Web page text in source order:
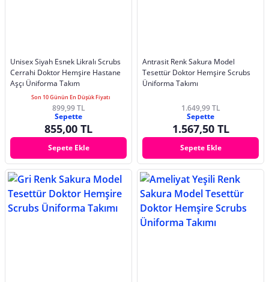
Unisex Siyah Esnek Likralı Scrubs
Cerrahi Doktor Hemşire Hastane
Aşçı Üniforma Takım
Son 10 Günün En Düşük Fiyatı
899,99 TL
Sepette
855,00 TL
Sepete Ekle
Antrasit Renk Sakura Model
Tesettür Doktor Hemşire Scrubs
Üniforma Takımı
1.649,99 TL
Sepette
1.567,50 TL
Sepete Ekle